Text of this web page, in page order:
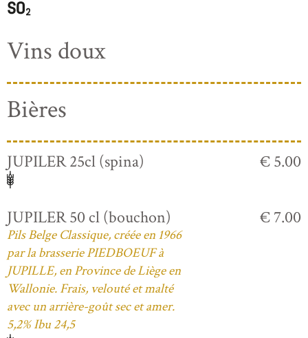
Vins doux
Bières
JUPILER 25cl (spina) € 5.00
JUPILER 50 cl (bouchon)
Pils Belge Classique, créée en 1966
par la brasserie PIEDBOEUF à
JUPILLE, en Province de Liège en
Wallonie. Frais, velouté et malté
avec un arrière-goût sec et amer.
5,2% Ibu 24,5
€ 7.00